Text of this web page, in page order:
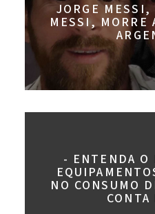
JORGE
MESSI, MORRE
- ENTENDA O
NO CONSUMO